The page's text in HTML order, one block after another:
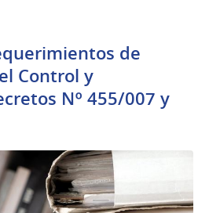
de
Control y
Nº 455/007 y